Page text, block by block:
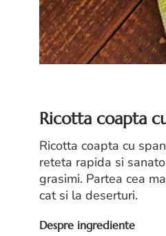
Ricotta coapta
Ricotta coapta cu
reteta rapida si
grasimi. Partea cea
cat si la deserturi.
Despre ingrediente